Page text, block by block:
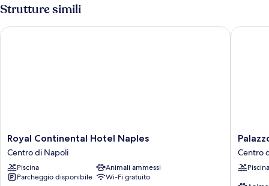
Strutture simili
Royal
Continental
Hotel
Naples
Centro
Royal Continental Hotel Naples
Centro di Napoli
Piscina
Animali ammessi
Parcheggio disponibile
Wi-Fi gratuito
Royal Continental Hotel Naples
Palazzo
Naples
Centro
Centro
Piscina
Palazzo